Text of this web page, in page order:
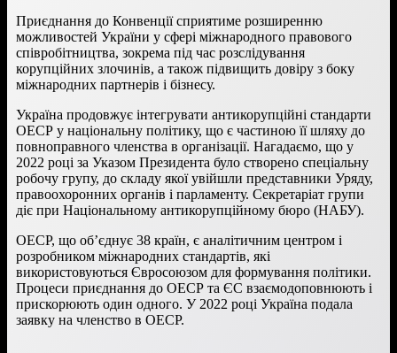
Приєднання до Конвенції сприятиме розширенню
можливостей України у сфері міжнародного правового
співробітництва, зокрема під час розслідування
корупційних злочинів, а також підвищить довіру з боку
міжнародних партнерів і бізнесу.
Україна продовжує інтегрувати антикорупційні стандарти
ОЕСР у національну політику, що є частиною її шляху до
повноправного членства в організації. Нагадаємо, що у
2022 році за Указом Президента було створено спеціальну
робочу групу, до складу якої увійшли представники Уряду,
правоохоронних органів і парламенту. Секретаріат групи
діє при Національному антикорупційному бюро (НАБУ).
ОЕСР, що об’єднує 38 країн, є аналітичним центром і
розробником міжнародних стандартів, які
використовуються Євросоюзом для формування політики.
Процеси приєднання до ОЕСР та ЄС взаємодоповнюють і
прискорюють один одного. У 2022 році Україна подала
заявку на членство в ОЕСР.